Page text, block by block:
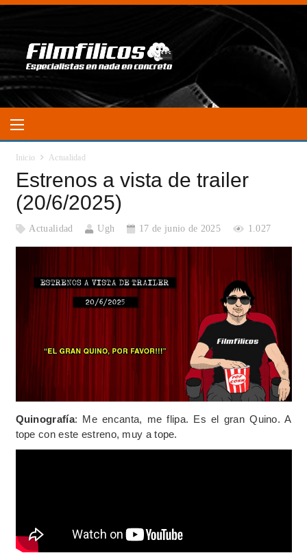
Inicio Actualidad
Estrenos a vista de trailer
(20/6/2025)
Actualidad Ugh 17 de junio de 2025 1.027
Quinografía: Me encanta, me flipa. Es el gran Quino. A
tope con este estreno, muy a tope.